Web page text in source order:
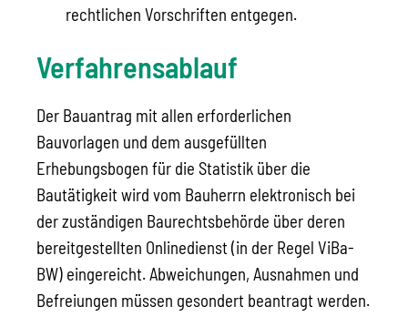
rechtlichen Vorschriften entgegen.
Verfahrensablauf
Der Bauantrag mit allen erforderlichen
Bauvorlagen und dem ausgefüllten
Erhebungsbogen für die Statistik über die
Bautätigkeit wird vom Bauherrn elektronisch bei
der zuständigen Baurechtsbehörde über deren
bereitgestellten Onlinedienst (in der Regel ViBa-
BW) eingereicht. Abweichungen, Ausnahmen und
Befreiungen müssen gesondert beantragt werden.